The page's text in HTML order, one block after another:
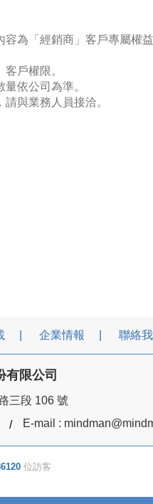
為「經銷商」客戶專屬權益
戶權限。
依公司為準。
與業務人員接洽。
企業情報 聯絡
有限公司
三段 106 號
E-mail :
位訪客